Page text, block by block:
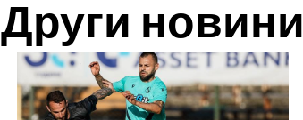
Други новини